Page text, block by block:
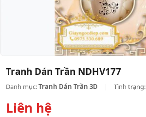
Tranh Dán Trần NDHV177
Danh mục:Tranh Dán Trần 3D Tình trạng:
Liên hệ